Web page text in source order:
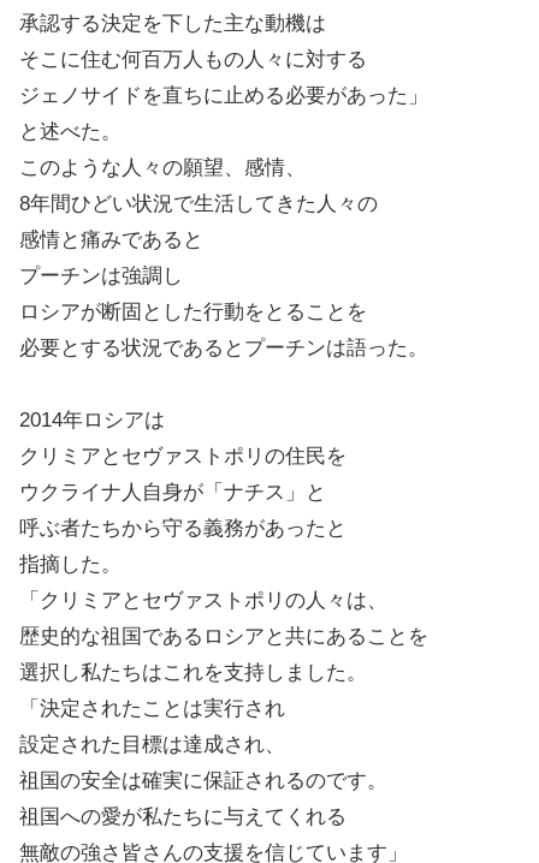
承認する決定を下した主な動機は
そこに住む何百万人もの人々に対する
ジェノサイドを直ちに止める必要があった」
と述べた。
このような人々の願望、感情、
8年間ひどい状況で生活してきた人々の
感情と痛みであると
プーチンは強調し
ロシアが断固とした行動をとることを
必要とする状況であるとプーチンは語った。
2014年ロシアは
クリミアとセヴァストポリの住民を
ウクライナ人自身が「ナチス」と
呼ぶ者たちから守る義務があったと
指摘した。
「クリミアとセヴァストポリの人々は、
歴史的な祖国であるロシアと共にあることを
選択し私たちはこれを支持しました。
「決定されたことは実行され
設定された目標は達成され、
祖国の安全は確実に保証されるのです。
祖国への愛が私たちに与えてくれる
無敵の強さ皆さんの支援を信じています」